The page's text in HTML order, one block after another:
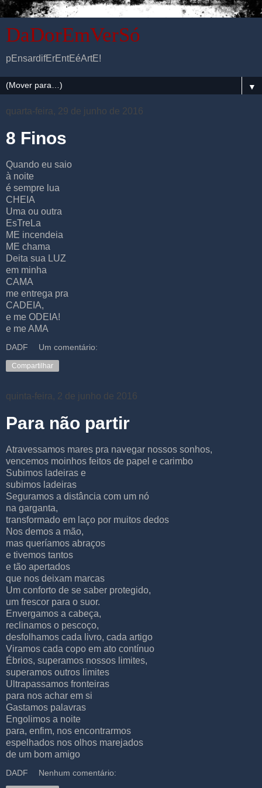
DaDorEmVerSó
pEnsardifErEntEéArtE!
▼
quarta-feira, 29 de junho de 2016
8 Finos
Quando eu saio
à noite
é sempre lua
CHEIA
Uma ou outra
EsTreLa
ME incendeia
ME chama
Deita sua LUZ
em minha
CAMA
me entrega pra
CADEIA,
e me ODEIA!
e me AMA
DADF Um comentário:
Compartilhar
quinta-feira, 2 de junho de 2016
Para não partir
Atravessamos mares pra navegar nossos sonhos,
vencemos moinhos feitos de papel e carimbo
Subimos ladeiras e
subimos ladeiras
Seguramos a distância com um nó
na garganta,
transformado em laço por muitos dedos
Nos demos a mão,
mas queríamos abraços
e tivemos tantos
e tão apertados
que nos deixam marcas
Um conforto de se saber protegido,
um frescor para o suor.
Envergamos a cabeça,
reclinamos o pescoço,
desfolhamos cada livro, cada artigo
Viramos cada copo em ato contínuo
Ébrios, superamos nossos limites,
superamos outros limites
Ultrapassamos fronteiras
para nos achar em si
Gastamos palavras
Engolimos a noite
para, enfim, nos encontrarmos
espelhados nos olhos marejados
de um bom amigo
DADF Nenhum comentário: